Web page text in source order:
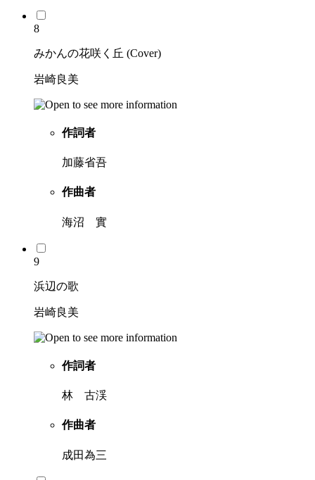
8
みかんの花咲く丘 (Cover)
岩崎良美
作詞者
加藤省吾
作曲者
海沼 實
9
浜辺の歌
岩崎良美
作詞者
林 古渓
作曲者
成田為三